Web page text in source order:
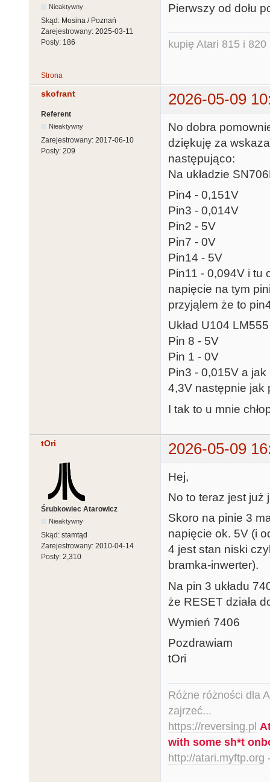
Nieaktywny
Skąd: Mosina / Poznań
Zarejestrowany: 2025-03-11
Posty: 186
Pierwszy od dołu
kupię Atari 815 i 820
Strona
skofrant 2026-05-09
Referent
Nieaktywny
Zarejestrowany: 2017-06-10
Posty: 209
No dobra
dziękuję za
następująco:
Na układzie
Pin4 - 0,151V
Pin3 - 0,014V
Pin2 - 5V
Pin7 - 0V
Pin14 - 5V
Pin11 - 0,094V i tu
napięcie na tym
przyjąlem że to
Układ U104 LM555
Pin 8 - 5V
Pin 1 - 0V
Pin3 - 0,015V a
4,3V następnie jak
I tak to u mnie
tOri 2026-05-09
Śrubkowiec Atarowicz
Nieaktywny
Skąd: stamtąd
Zarejestrowany: 2010-04-14
Posty: 2,310
Hej,
No to teraz jest już
Skoro na pinie 3
napięcie ok. 5V (i
4 jest stan niski
bramka-inwerter).
Na pin 3 układu
że RESET działa
Wymień 7406
Pozdrawiam
tOri
Różne różności dla
zajrzeć...
https://reversing.pl
with some sh*t
http://atari.myftp.org